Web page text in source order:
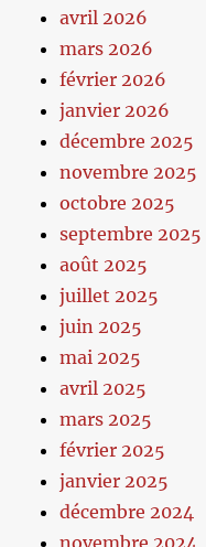
avril 2026
mars 2026
février 2026
janvier 2026
décembre 2025
novembre 2025
octobre 2025
septembre 2025
août 2025
juillet 2025
juin 2025
mai 2025
avril 2025
mars 2025
février 2025
janvier 2025
décembre 2024